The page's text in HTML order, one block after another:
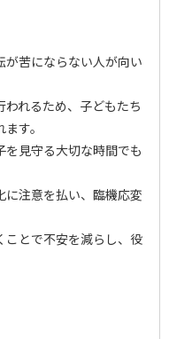
苦にならない人が向い
れるため、子どもたち
す。
見守る大切な時間でも
注意を払い、臨機応変
ことで不安を減らし、役